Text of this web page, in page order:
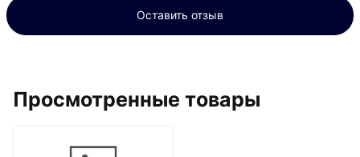
Оставить отзыв
Просмотренные товары